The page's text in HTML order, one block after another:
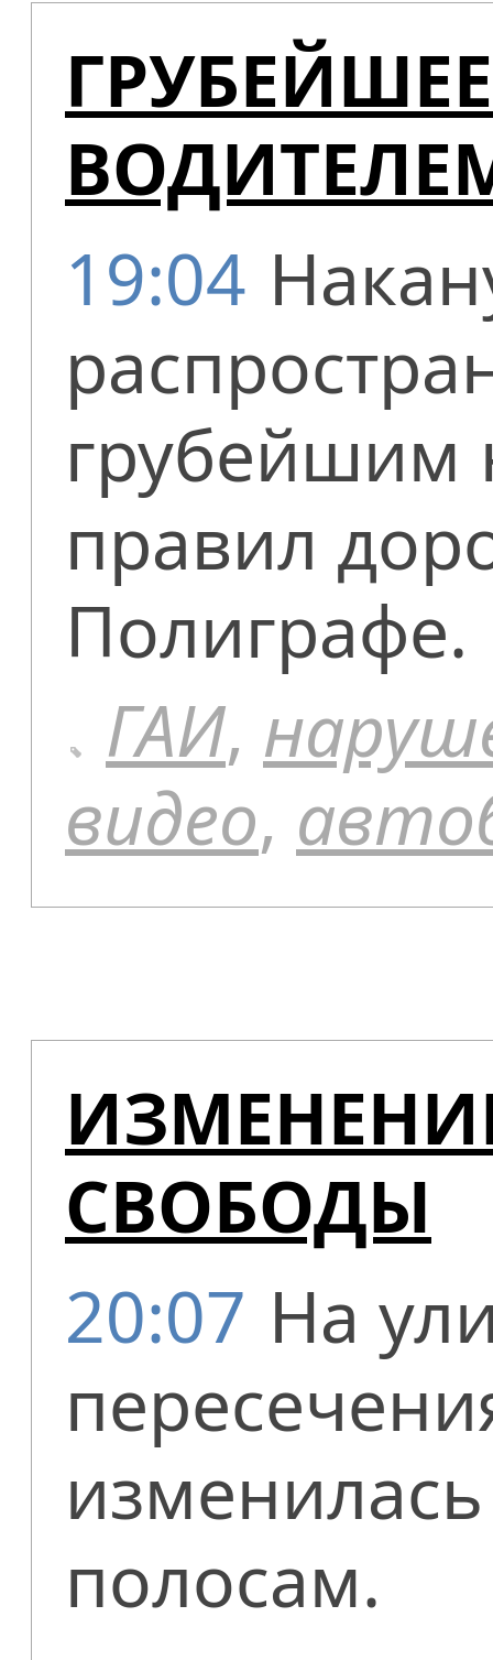
19:04
грубейшим
правил
Полиграфе.
ГАИ,
видео,
СВОБОДЫ
20:07 На
полосам.